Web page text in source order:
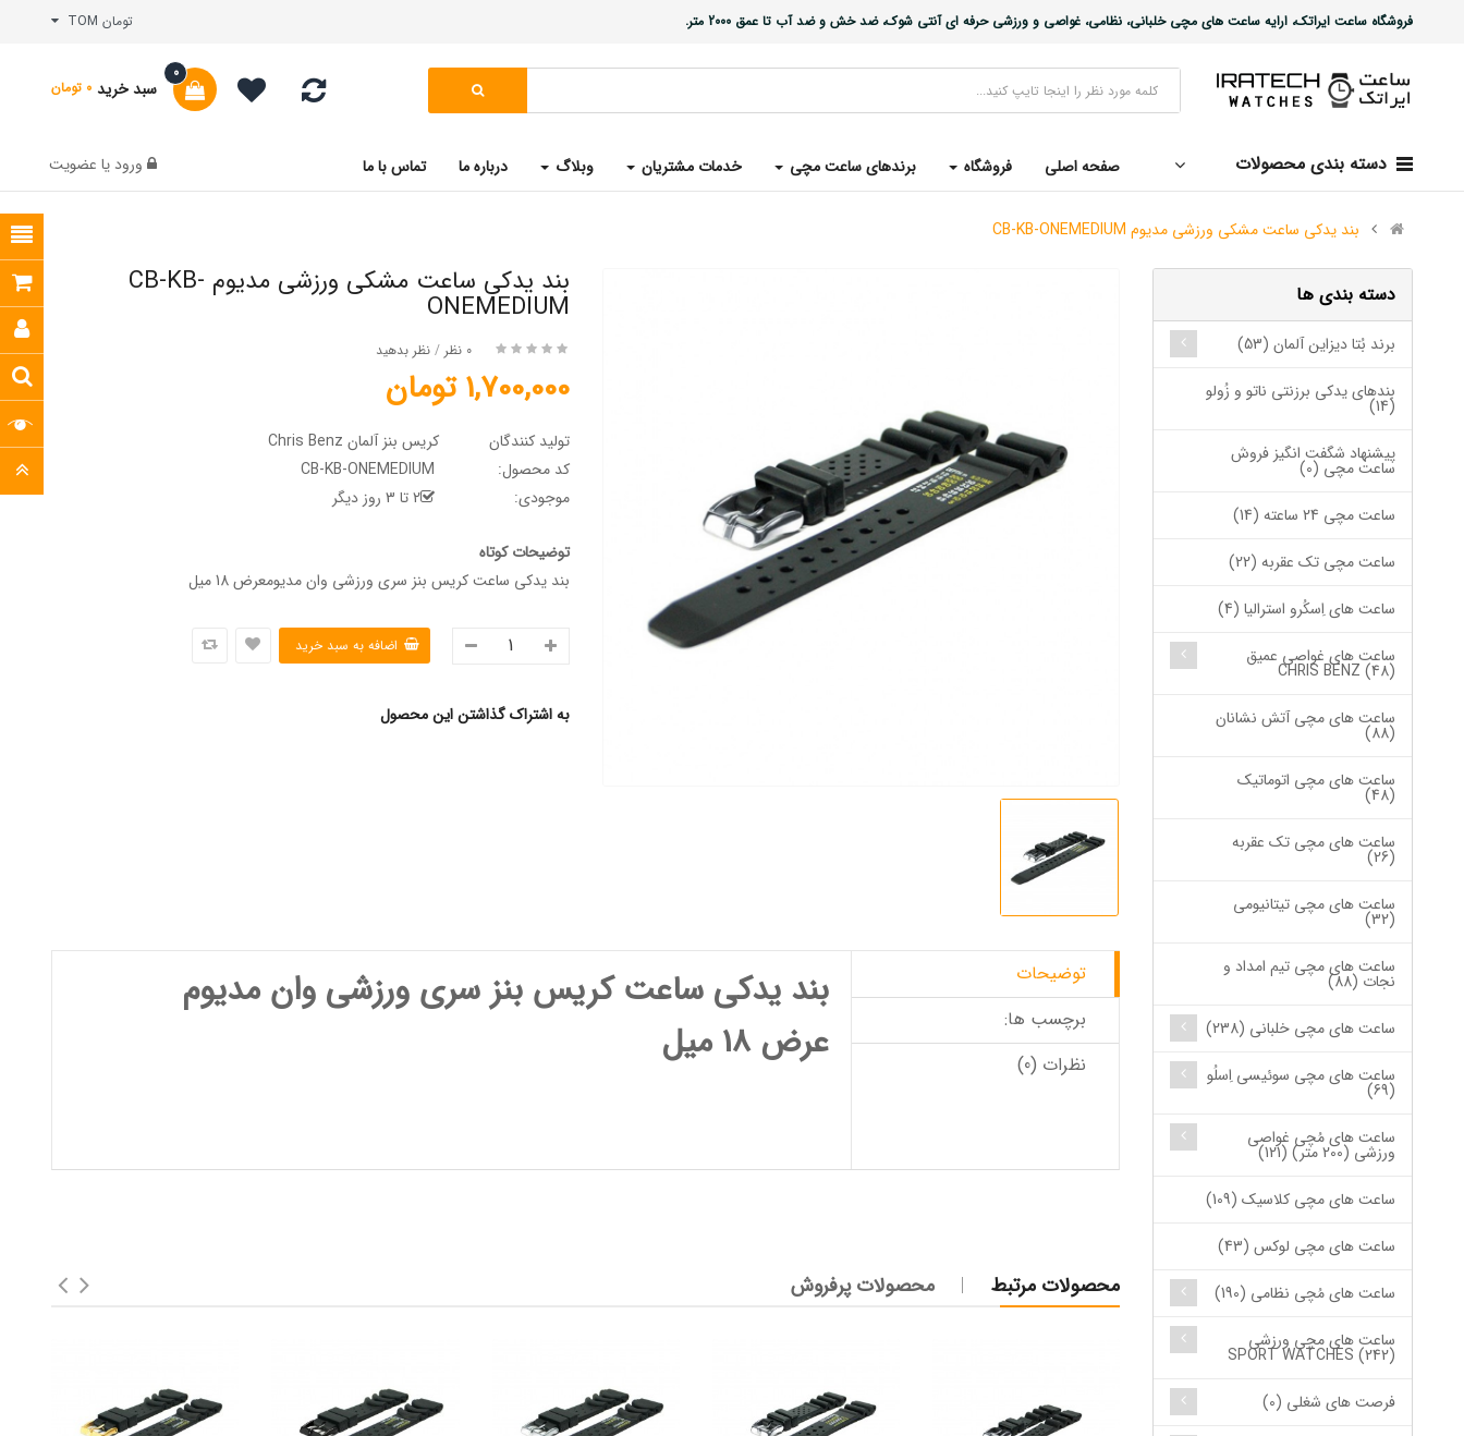
فروشگاه ساعت ایراتک، ارایه ساعت های مچی خلبانی، نظامی، غواصی و ورزشی حرفه ای آنتی شوک، ضد خش و ضد آب تا عمق 2000 متر. تومان TOM
سبد خرید
0
0 تومان
دسته بندی محصولات صفحه اصلی فروشگاه برندهای ساعت مچی خدمات مشتریان وبلاگ درباره ما تماس با ما ورود یا عضویت
بند یدکی ساعت مشکی ورزشی مدیوم CB-KB-ONEMEDIUM
دسته بندی ها
برند بُتا دیزاین آلمان (53)
بندهای یدکی برزنتی ناتو و زُولو
(14)
پیشنهاد شگفت انگیز فروش
ساعت مچی (0)
ساعت مچی 24 ساعته (14)
ساعت مچی تک عقربه (22)
ساعت های اِسکُرو استرالیا (4)
ساعت های غواصی عمیق
CHRIS BENZ (48)
ساعت های مچی آتش نشانان
(88)
ساعت های مچی اتوماتیک
(48)
ساعت های مچی تک عقربه
(26)
ساعت های مچی تیتانیومی
(32)
ساعت های مچی تیم امداد و
نجات (88)
ساعت های مچی خلبانی (238)
ساعت های مچی سوئیسی اِسلُو
(69)
ساعت های مُچی غواصی
ورزشی (200 متر) (121)
ساعت های مچی کلاسیک (109)
ساعت های مچی لوکس (43)
ساعت های مُچی نظامی (190)
ساعت های مچی ورزشی
SPORT WATCHES (242)
فرصت های شغلی (0)
بند یدکی ساعت مشکی ورزشی مدیوم CB-KB-
ONEMEDIUM
0 نظر /نظر بدهید
1,700,000 تومان
تولید کنندگان
کریس بنز آلمان Chris Benz
کد محصول:
موجودی:
2 تا 3 روز دیگر
توضیحات کوتاه
بند یدکی ساعت کریس بنز سری ورزشی وان مدیومعرض 18 میل
به اشتراک گذاشتن این محصول
توضیحات
برچسب ها:
نظرات (0)
بند یدکی ساعت کریس بنز سری ورزشی وان مدیوم
عرض 18 میل
محصولات مرتبط محصولات پرفروش